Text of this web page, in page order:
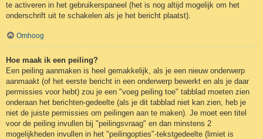
te activeren in het gebruikerspaneel (het is nog altijd mogelijk om het
onderschrift uit te schakelen als je het bericht plaatst).
Omhoog
Hoe maak ik een peiling?
Een peiling aanmaken is heel gemakkelijk, als je een nieuw onderwerp
aanmaakt (of het eerste bericht in een onderwerp bewerkt en als je daar
permissies voor hebt) zou je een "voeg peiling toe" tabblad moeten zien
onderaan het berichten-gedeelte (als je dit tabblad niet kan zien, heb je
niet de juiste permissies om peilingen aan te maken). Je moet een titel
voor de peiling invullen bij "peilingsvraag" en dan minstens 2
mogelijkheden invullen in het "peilingopties"-tekstgedeelte (limiet is